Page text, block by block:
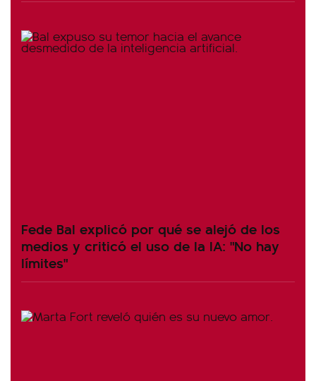
Fede Bal explicó por qué se alejó de los
medios y criticó el uso de la IA: "No hay
límites"